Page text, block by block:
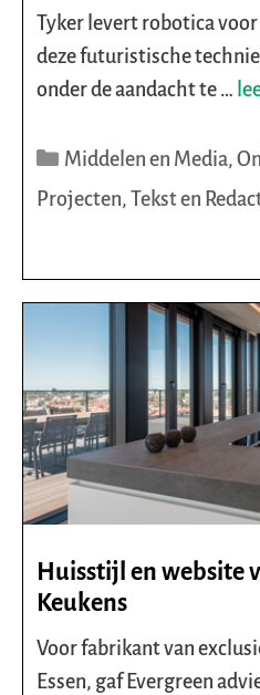
Tyker levert robotica
deze futuristische
onder de aandacht te …
Categorieën
Middelen en Media,
Projecten, Tekst en
Huisstijl en website
Keukens
Voor fabrikant van
Essen, gaf Evergreen